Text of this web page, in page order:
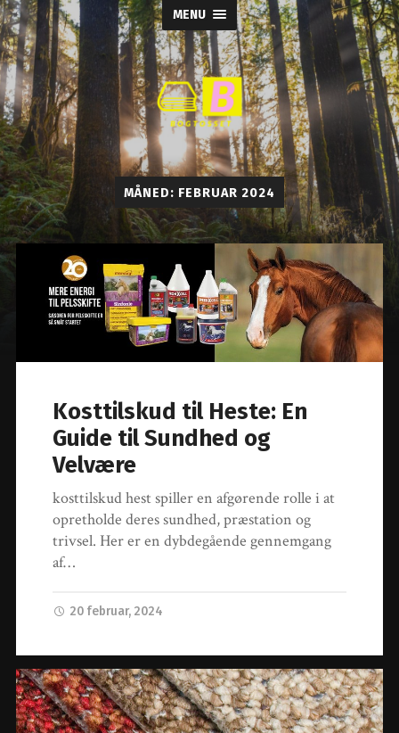
MENU
Bogtosset
MÅNED: FEBRUAR 2024
Kosttilskud til Heste: En
Guide til Sundhed og
Velvære
kosttilskud hest spiller en afgørende rolle i at
opretholde deres sundhed, præstation og
trivsel. Her er en dybdegående gennemgang
af…
20 februar, 2024